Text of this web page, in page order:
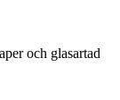
och glasartad